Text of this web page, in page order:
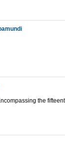
the